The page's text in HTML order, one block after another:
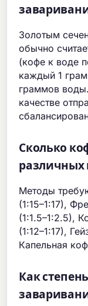
Золотым
обычно
(кофе к воде
каждый 1
граммов
качестве
Сколько
различных
Методы
(1:15–1:17),
(1:1.5–1:2.5),
(1:12–1:17),
Капельная
Как